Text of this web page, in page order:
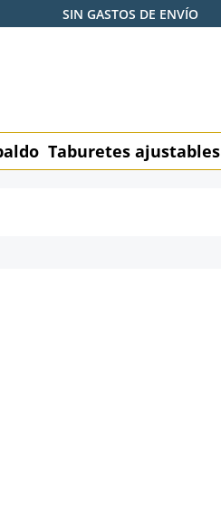
SIN GASTOS DE ENVÍO
Taburetes ajustables